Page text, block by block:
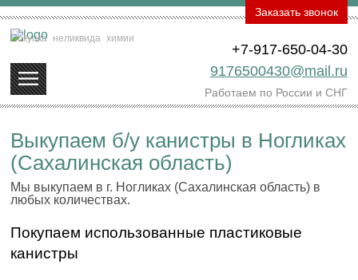
Покупка неликвида химии
+7-917-650-04-30
9176500430@mail.ru
Работаем по России и СНГ
Заказать звонок
Выкупаем б/у канистры в Ногликах
(Сахалинская область)
Мы выкупаем в г. Ногликах (Сахалинская область) в
любых количествах.
Покупаем использованные пластиковые
канистры